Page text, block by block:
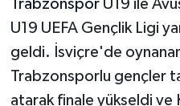
TrabzonsporU19 ile
U19 UEFA Gençlik Ligi
geldi. İsviçre'de
Trabzonsporlu gençler
atarak finale yükseldi ve